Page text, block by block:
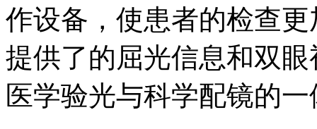
作设备，使患者的检查
提供了的屈光信息和双
医学验光与科学配镜的